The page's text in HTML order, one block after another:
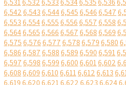
6,5316,5326,5336,5346,5356,536
6,5426,5436,5446,5456,5466,547
6,5536,5546,5556,5566,5576,558
6,5646,5656,5666,5676,5686,569
6,5756,5766,5776,5786,5796,580
6,5866,5876,5886,5896,5906,591
6,5976,5986,5996,6006,6016,602
6,6086,6096,6106,6116,6126,613